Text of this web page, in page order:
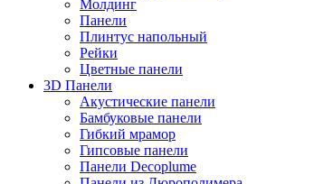
Молдинг
Панели
Плинтус напольный
Рейки
Цветные панели
3D Панели
Акустические панели
Бамбуковые панели
Гибкий мрамор
Гипсовые панели
Панели Decoplume